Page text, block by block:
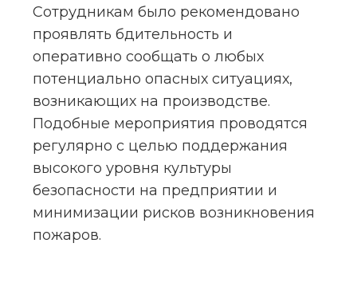
Сотрудникам было рекомендовано
проявлять бдительность и
оперативно сообщать о любых
потенциально опасных ситуациях,
возникающих на производстве.
Подобные мероприятия проводятся
регулярно с целью поддержания
высокого уровня культуры
безопасности на предприятии и
минимизации рисков возникновения
пожаров.